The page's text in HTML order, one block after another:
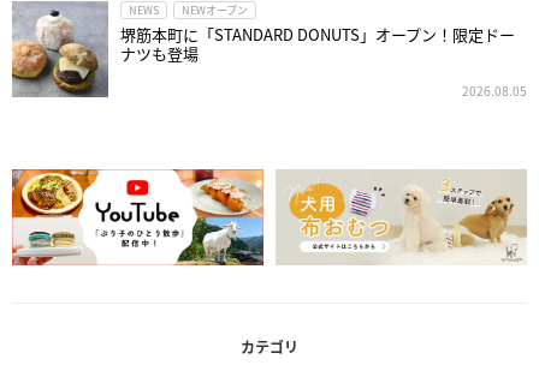
NEWS NEWオープン
堺筋本町に「STANDARD DONUTS」オープン！限定ドー
ナツも登場
2026.08.05
カテゴリ